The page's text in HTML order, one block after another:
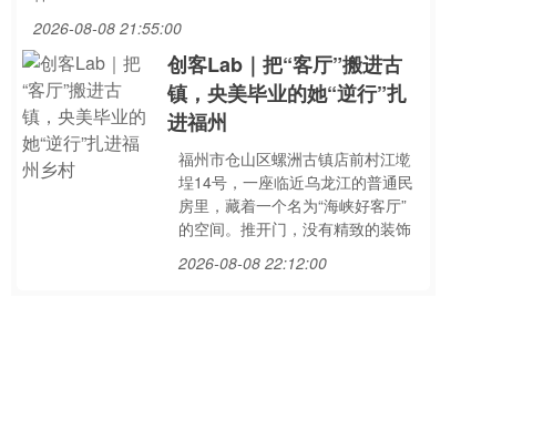
2026-08-08 21:55:00
创客Lab｜把“客厅”搬进古
镇，央美毕业的她“逆行”扎
进福州
福州市仓山区螺洲古镇店前村江墘
埕14号，一座临近乌龙江的普通民
房里，藏着一个名为“海峡好客厅”
的空间。推开门，没有精致的装饰
2026-08-08 22:12:00